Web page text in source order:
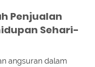
Penjualan
Sehari-
angsuran dalam